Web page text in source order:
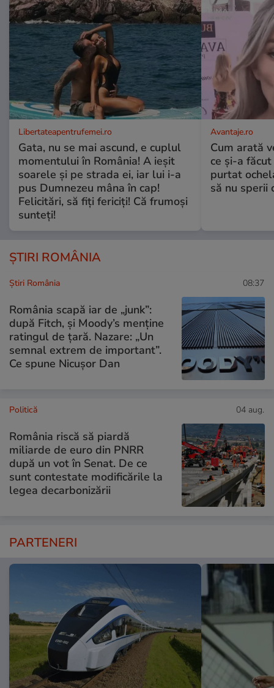
Libertateapentrufemei.ro
Gata, nu se mai ascund, e cuplul
momentului în România! A ieșit
soarele și pe strada ei, iar lui i-a
pus Dumnezeu mâna în cap!
Felicitări, să fiți fericiți! Că frumoși
sunteți!
Avantaje.ro
Cum arată
ce și-a
purtat
să nu sperii
ȘTIRI ROMÂNIA
Știri România 08:37
România scapă iar de „junk”:
după Fitch, și Moody’s menține
ratingul de țară. Nazare: „Un
semnal extrem de important”.
Ce spune Nicușor Dan
Politică 04 aug.
România riscă să piardă
miliarde de euro din PNRR
după un vot în Senat. De ce
sunt contestate modificările la
legea decarbonizării
PARTENERI